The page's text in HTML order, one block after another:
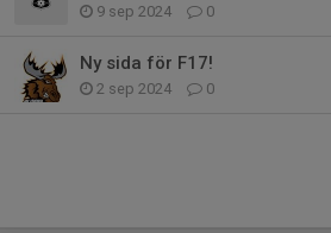
9 sep 2024 0
Ny sida för F17!
2 sep 2024 0